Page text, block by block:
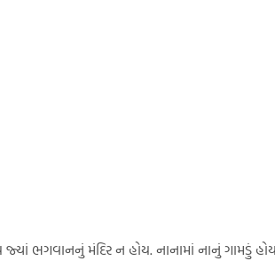
ભગવાનનું મંદિર ન હોય. નાનામાં નાનું ગામડું